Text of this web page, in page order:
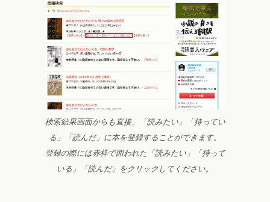
検索結果画面からも直接、「読みたい」「持ってい
る」「読んだ」に本を登録することができます。
登録の際には赤枠で囲われた「読みたい」「持って
いる」「読んだ」をクリックしてください。